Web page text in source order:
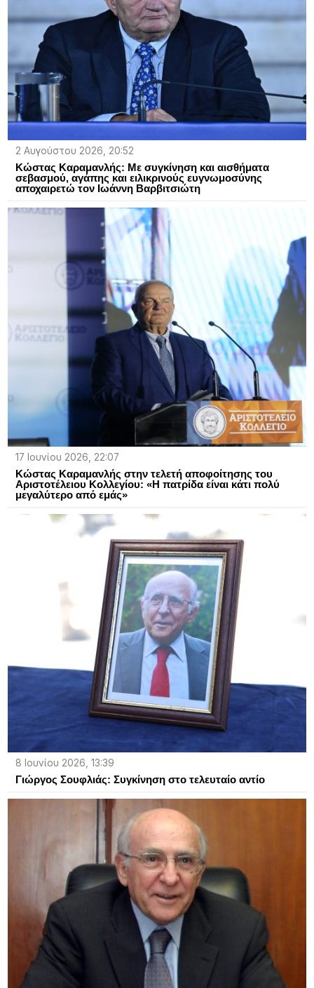
2 Αυγούστου 2026, 20:52
Κώστας Καραμανλής: Με συγκίνηση και αισθήματα
σεβασμού, αγάπης και ειλικρινούς ευγνωμοσύνης
αποχαιρετώ τον Ιωάννη Βαρβιτσιώτη
17 Ιουνίου 2026, 22:07
Κώστας Καραμανλής στην τελετή αποφοίτησης του
Αριστοτέλειου Κολλεγίου: «Η πατρίδα είναι κάτι πολύ
μεγαλύτερο από εμάς»
8 Ιουνίου 2026, 13:39
Γιώργος Σουφλιάς: Συγκίνηση στο τελευταίο αντίο